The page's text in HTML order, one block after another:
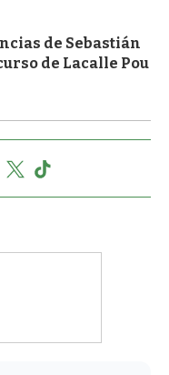
de Sebastián
de Lacalle Pou